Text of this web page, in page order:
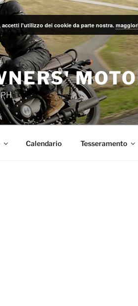
Calendario Tesseramento
l'utilizzo dei cookie da parte nostra.